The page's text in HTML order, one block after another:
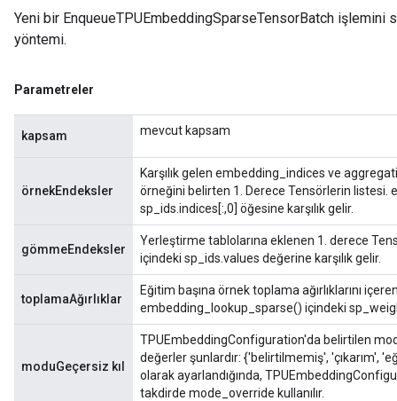
Yeni bir EnqueueTPUEmbeddingSparseTensorBatch işlemini
yöntemi.
Parametreler
kapsam mevcut kapsam
örnekEndeksler
Karşılık gelen embedding_indices ve
örneğini belirten 1. Derece Tensörlerin
sp_ids.indices[:,0] öğesine karşılık gelir.
gömmeEndeksler
Yerleştirme tablolarına eklenen 1. derece
içindeki sp_ids.values ​​değerine karşılık gelir.
toplamaAğırlıklar
Eğitim başına örnek toplama ağırlıklarını
embedding_lookup_sparse() içindeki
moduGeçersiz kıl
TPUEmbeddingConfiguration'da belirtilen
değerler şunlardır: {'belirtilmemiş', 'çıkarım',
olarak ayarlandığında,
takdirde mode_override kullanılır.